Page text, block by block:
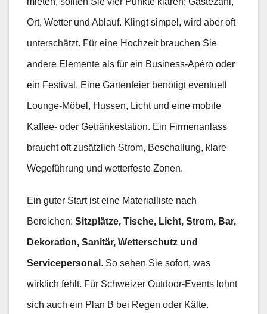
Ort, Wetter und Ablauf. Klingt simpel, wird aber oft
unterschätzt. Für eine Hochzeit brauchen Sie
andere Elemente als für ein Business-Apéro oder
ein Festival. Eine Gartenfeier benötigt eventuell
Lounge-Möbel, Hussen, Licht und eine mobile
Kaffee- oder Getränkestation. Ein Firmenanlass
braucht oft zusätzlich Strom, Beschallung, klare
Wegeführung und wetterfeste Zonen.
Ein guter Start ist eine Materialliste nach
Bereichen: Sitzplätze, Tische, Licht, Strom, Bar,
Dekoration, Sanitär, Wetterschutz und
Servicepersonal . So sehen Sie sofort, was
wirklich fehlt. Für Schweizer Outdoor-Events lohnt
sich auch ein Plan B bei Regen oder Kälte.